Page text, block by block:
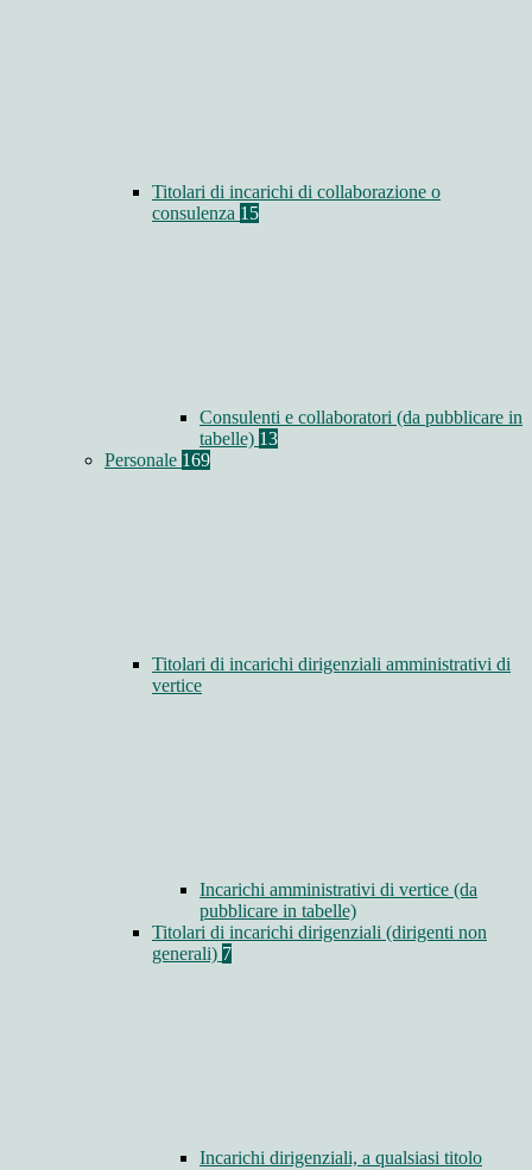
Titolari di incarichi di collaborazione o
consulenza 15
Consulenti e collaboratori (da pubblicare in
tabelle) 13
Personale 169
Titolari di incarichi dirigenziali amministrativi di
vertice
Incarichi amministrativi di vertice (da
pubblicare in tabelle)
Titolari di incarichi dirigenziali (dirigenti non
generali) 7
Incarichi dirigenziali, a qualsiasi titolo